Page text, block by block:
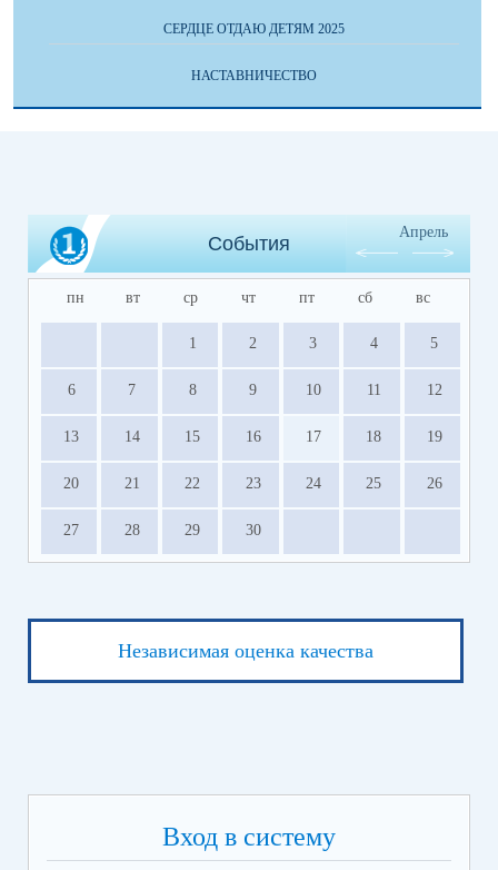
СЕРДЦЕ ОТДАЮ ДЕТЯМ 2025
НАСТАВНИЧЕСТВО
События
Апрель
пн вт ср чт пт сб вс
1 2 3 4 5
6 7 8 9 10 11 12
13 14 15 16 17 18 19
20 21 22 23 24 25 26
27 28 29 30
Независимая оценка качества
Вход в систему